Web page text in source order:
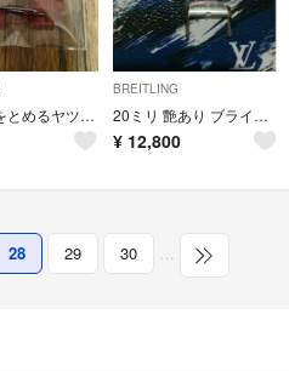
パンの袋をとめるヤツ・カラビナ
BREITLING
20ミリ 艶あり ブライトリングの純正尾錠です
¥ 12,800
28 29 30 …